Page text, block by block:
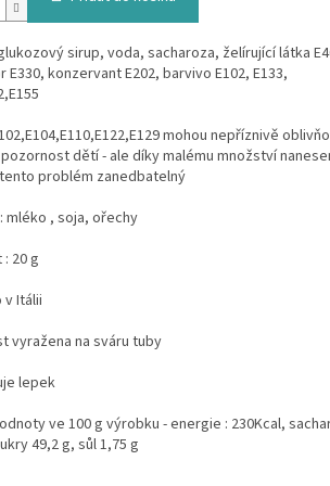
sirup, voda, sacharoza, želírující látka
E330, konzervant E202, barvivo E102, E133,
mohou nepříznivě
dětí - ale díky malému množství
problém zanedbatelný
mléko , soja, ořechy
20 g
Itálii
vyražena na sváru tuby
lepek
ve 100 g výrobku - energie : 230Kcal,
49,2 g, sůl 1,75 g